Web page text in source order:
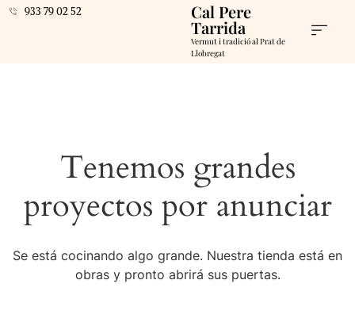
933 79 02 52 Cal Pere
Tarrida
Vermut i tradició al Prat de
Llobregat
Tenemos grandes
proyectos por anunciar
Se está cocinando algo grande. Nuestra tienda está en
obras y pronto abrirá sus puertas.